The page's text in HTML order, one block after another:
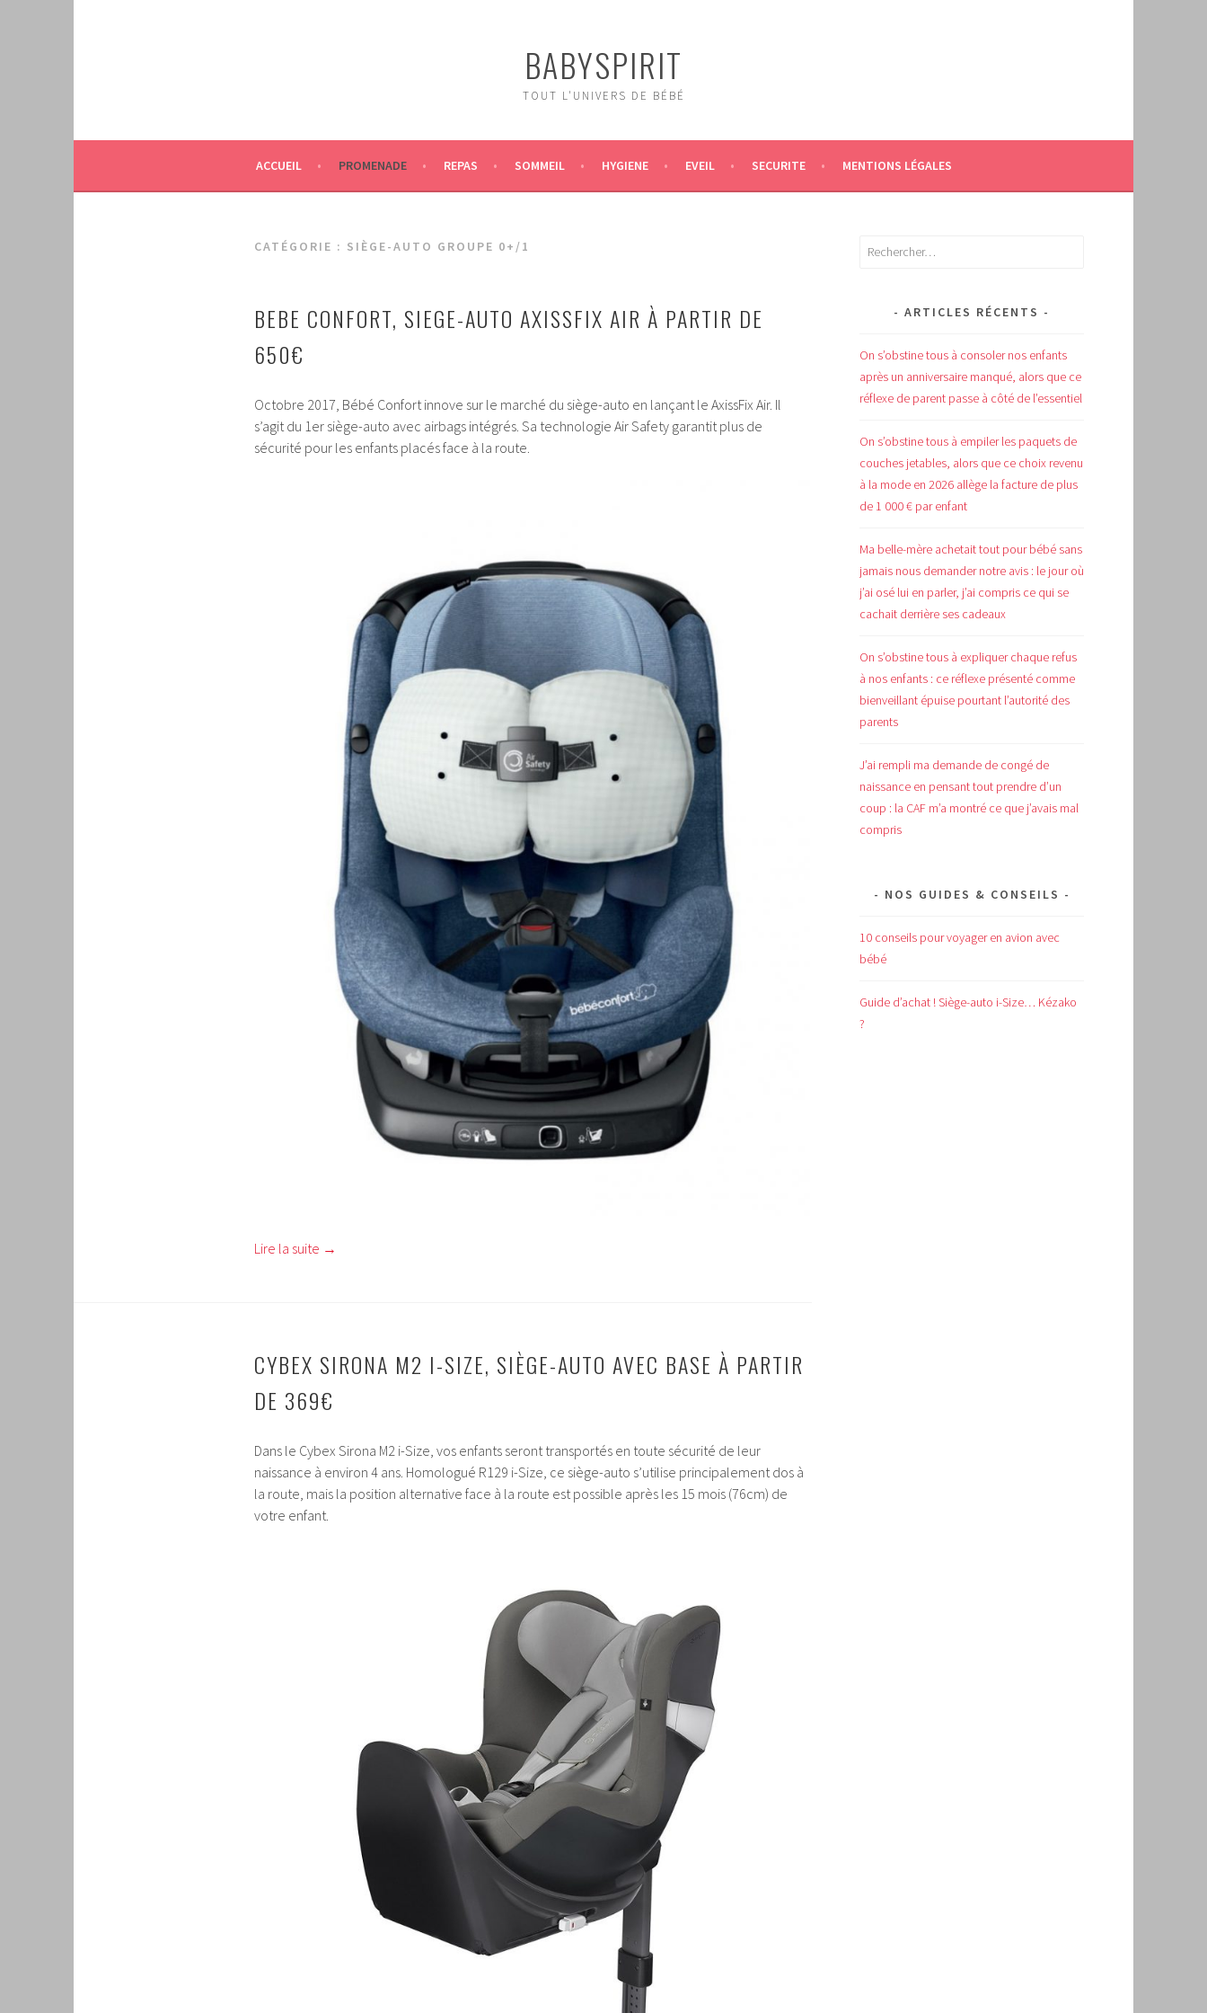
BABYSPIRIT
TOUT L'UNIVERS DE BÉBÉ
ACCUEIL PROMENADE REPAS SOMMEIL HYGIENE EVEIL SECURITE MENTIONS LÉGALES
CATÉGORIE : SIÈGE-AUTO GROUPE 0+/1
BEBE CONFORT, SIEGE-AUTO AXISSFIX AIR À PARTIR DE
650€
Octobre 2017, Bébé Confort innove sur le marché du siège-auto en lançant le AxissFix Air. Il
s’agit du 1er siège-auto avec airbags intégrés. Sa technologie Air Safety garantit plus de
sécurité pour les enfants placés face à la route.
Lire la suite →
CYBEX SIRONA M2 I-SIZE, SIÈGE-AUTO AVEC BASE À PARTIR
DE 369€
Dans le Cybex Sirona M2 i-Size, vos enfants seront transportés en toute sécurité de leur
naissance à environ 4 ans. Homologué R129 i-Size, ce siège-auto s’utilise principalement dos à
la route, mais la position alternative face à la route est possible après les 15 mois (76cm) de
votre enfant.
Rechercher :
ARTICLES RÉCENTS
On s’obstine tous à consoler nos enfants
après un anniversaire manqué, alors que ce
réflexe de parent passe à côté de l’essentiel
On s’obstine tous à empiler les paquets de
couches jetables, alors que ce choix revenu
à la mode en 2026 allège la facture de plus
de 1 000 € par enfant
Ma belle-mère achetait tout pour bébé sans
jamais nous demander notre avis : le jour où
j’ai osé lui en parler, j’ai compris ce qui se
cachait derrière ses cadeaux
On s’obstine tous à expliquer chaque refus
à nos enfants : ce réflexe présenté comme
bienveillant épuise pourtant l’autorité des
parents
J’ai rempli ma demande de congé de
naissance en pensant tout prendre d’un
coup : la CAF m’a montré ce que j’avais mal
compris
NOS GUIDES & CONSEILS
10 conseils pour voyager en avion avec
bébé
Guide d’achat ! Siège-auto i-Size… Kézako
?